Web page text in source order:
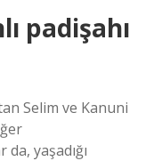
padişahı
Selim ve Kanuni
yaşadığı